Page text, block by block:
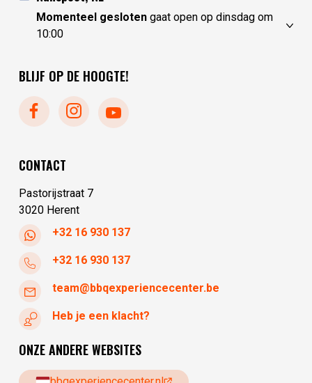
zaterdag
10:30 - 17:30
dinsdag
gesloten
woensdag
zaterdag
Momenteel geslotengaat open op dinsdag om
10:00
maandag
woensdag
donderdag
zaterdag
BLIJF OP DE HOOGTE!
CONTACT
Pastorijstraat 7
3020 Herent
+32 16 930 137
+32 16 930 137
team@bbqexperiencecenter.be
Heb je een klacht?
ONZE ANDERE WEBSITES